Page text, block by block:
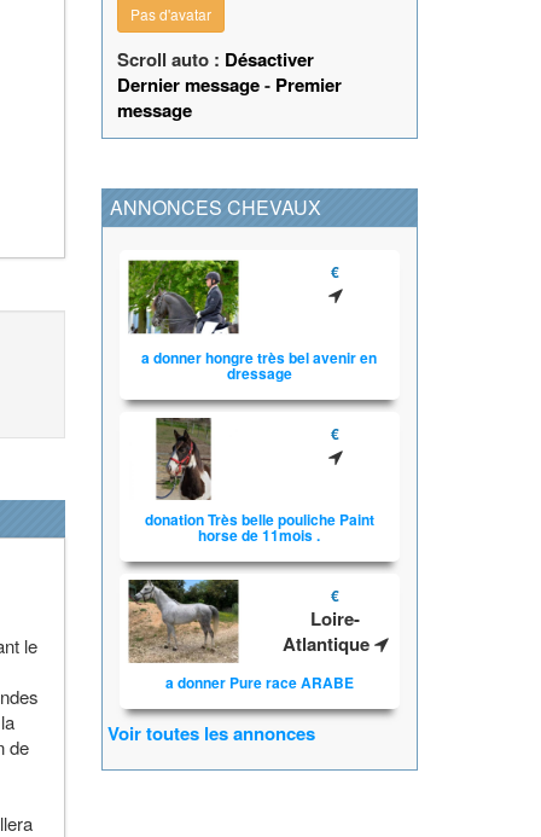
le
de
Pas d'avatar
Scroll auto : Désactiver
Dernier message- Premier
message
ANNONCES CHEVAUX
€
a donner hongre très bel avenir en
dressage
€
donation Très belle pouliche Paint
horse de 11mois .
€
Loire-
Atlantique
a donner Pure race ARABE
Voir toutes les annonces